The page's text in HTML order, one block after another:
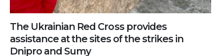
The Ukrainian Red Cross provides
assistance at the sites of the strikes in
Dnipro and Sumy